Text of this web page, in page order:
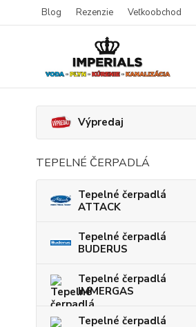
Blog Rezenzie Veľkoobchod
Výpredaj
TEPELNÉ ČERPADLÁ
Tepelné čerpadlá
ATTACK
Tepelné čerpadlá
BUDERUS
Tepelné čerpadlá
IMMERGAS
Tepelné čerpadlá